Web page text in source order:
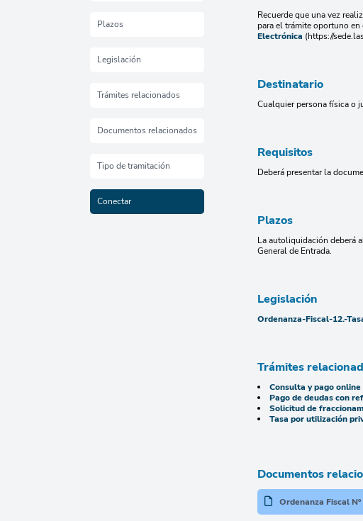
Plazos
Legislación
Trámites relacionados
Documentos relacionados
Tipo de tramitación
Conectar
Recuerde que una vez
para el trámite oportuno en
Electrónica (https://
Destinatario
Cualquier persona física o
Requisitos
Deberá presentar la
Plazos
La autoliquidación deberá
General de Entrada.
Legislación
Ordenanza-Fiscal-12.-
Trámites
Consulta y pago online
Pago de deudas con
Solicitud de
Tasa por utilización
Documentos
Ordenanza Fiscal Nº